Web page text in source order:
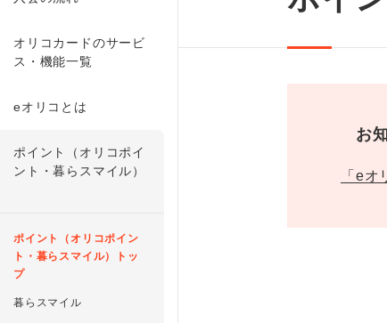
オリコカードのサービ
ス・機能一覧
eオリコとは
ポイント（オリコポイ
ント・暮らスマイル）
ポイント（オリコポイン
ト・暮らスマイル）トッ
プ
暮らスマイル
お
「e